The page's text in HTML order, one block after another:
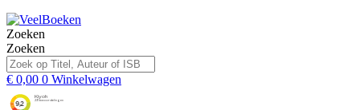
Zoeken
Zoeken
€ 0,00 0 Winkelwagen